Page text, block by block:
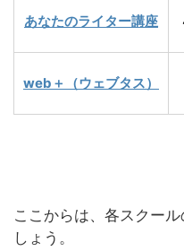
あなたのライター講座
web＋（ウェブタス）
ここからは、各スクー
しょう。